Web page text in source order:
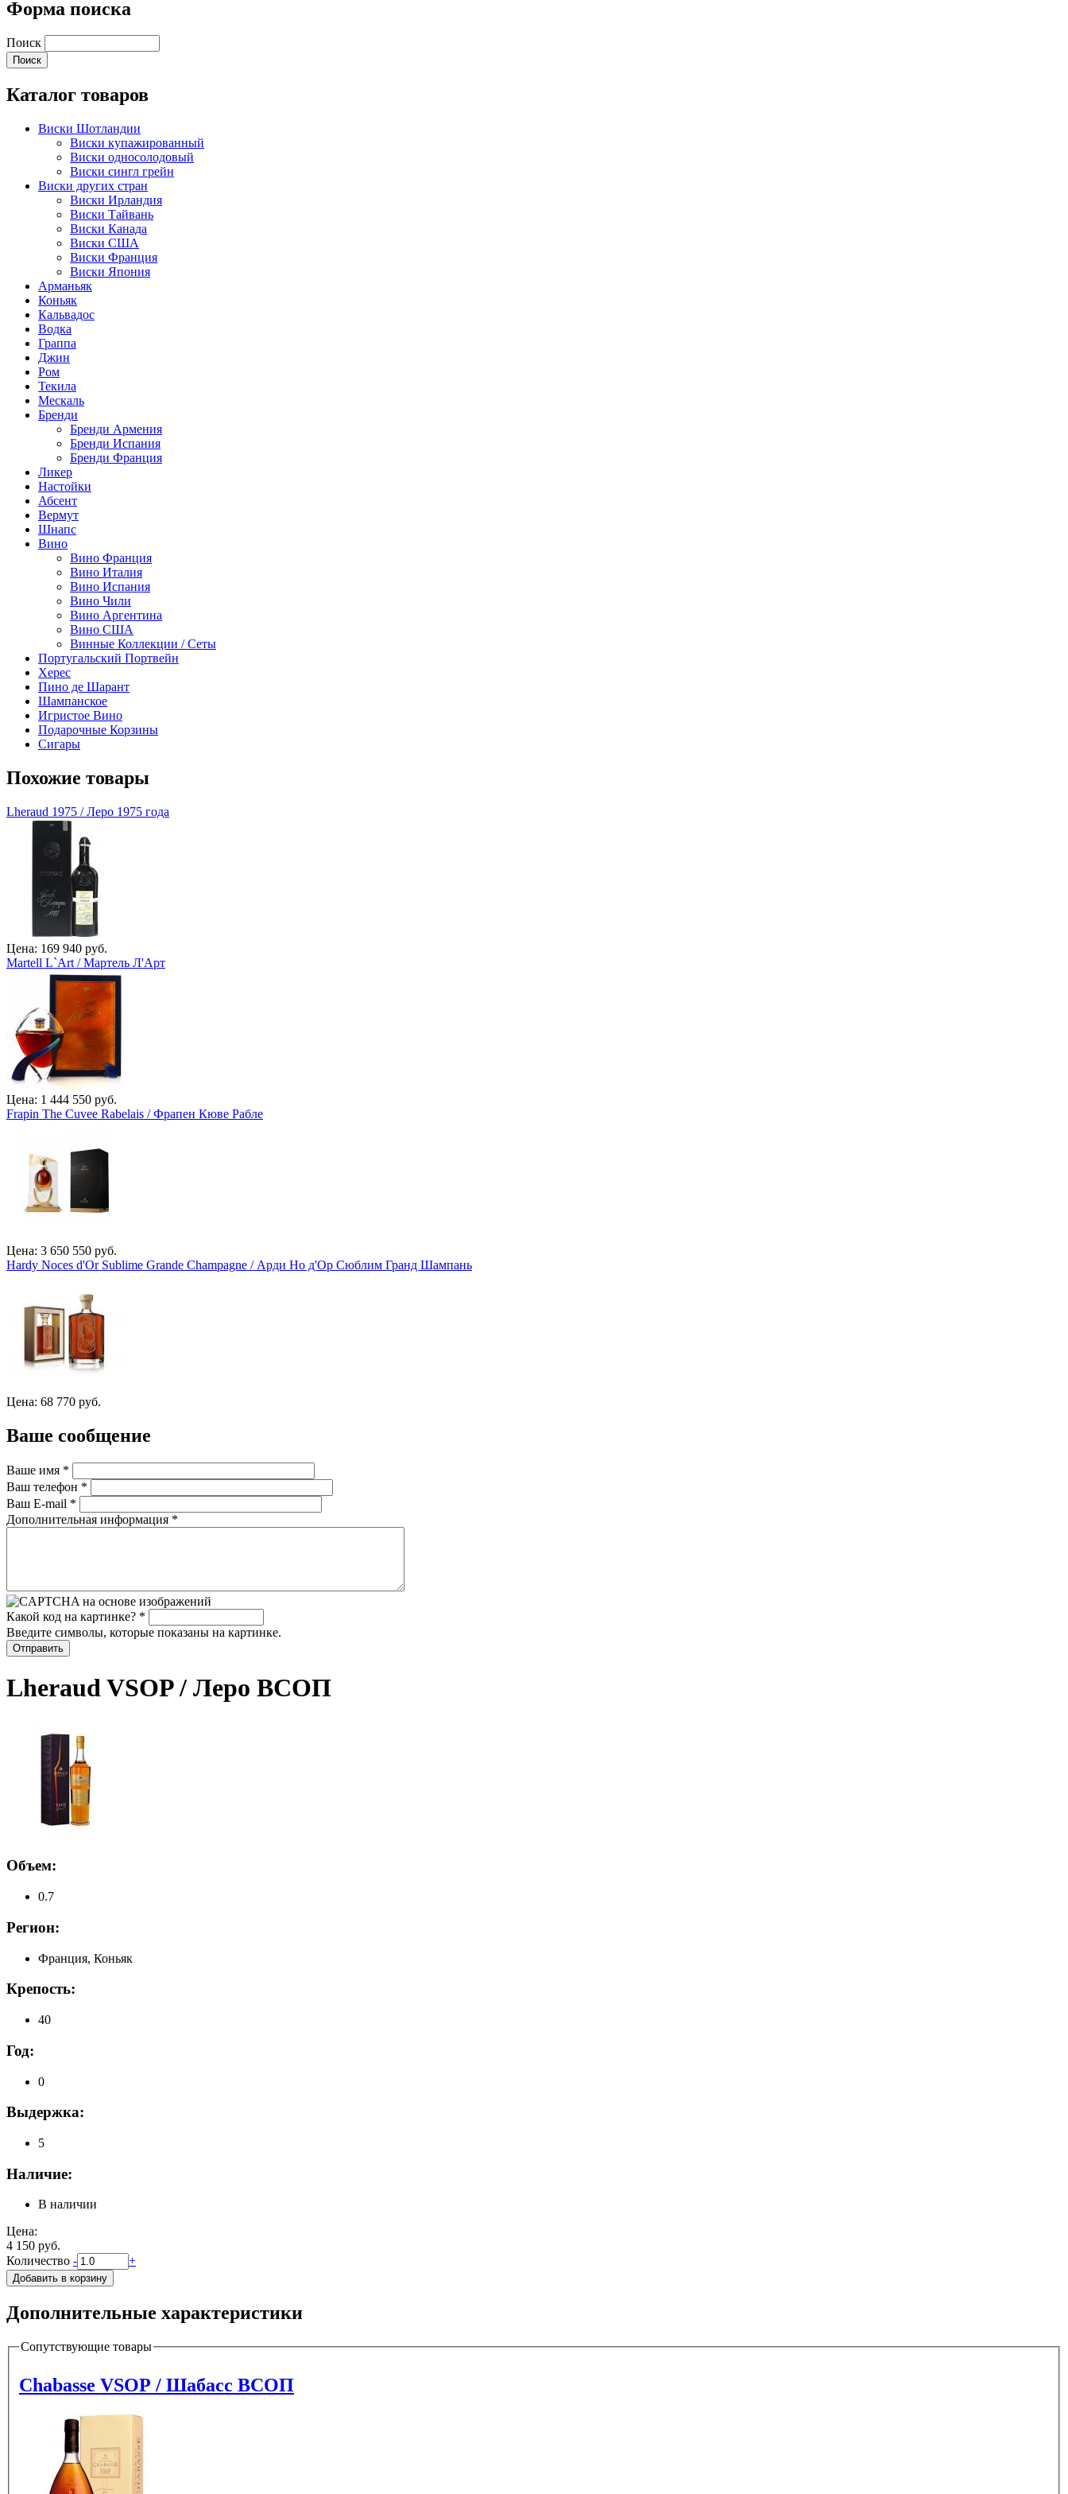
Форма поиска
Поиск
Каталог товаров
Виски Шотландии
Виски купажированный
Виски односолодовый
Виски сингл грейн
Виски других стран
Виски Ирландия
Виски Тайвань
Виски Канада
Виски США
Виски Франция
Виски Япония
Арманьяк
Коньяк
Кальвадос
Водка
Граппа
Джин
Ром
Текила
Мескаль
Бренди
Бренди Армения
Бренди Испания
Бренди Франция
Ликер
Настойки
Абсент
Вермут
Шнапс
Вино
Вино Франция
Вино Италия
Вино Испания
Вино Чили
Вино Аргентина
Вино США
Винные Коллекции / Сеты
Португальский Портвейн
Херес
Пино де Шарант
Шампанское
Игристое Вино
Подарочные Корзины
Сигары
Похожие товары
Lheraud 1975 / Леро 1975 года
Цена: 169 940 руб.
Martell L`Art / Мартель Л'Арт
Цена: 1 444 550 руб.
Frapin The Cuvee Rabelais / Фрапен Кюве Рабле
Цена: 3 650 550 руб.
Hardy Noces d'Or Sublime Grande Champagne / Арди Но д'Ор Сюблим Гранд Шампань
Цена: 68 770 руб.
Ваше сообщение
Ваше имя *
Ваш телефон *
Ваш E-mail *
Дополнительная информация *
Какой код на картинке? *
Введите символы, которые показаны на картинке.
Lheraud VSOP / Леро ВСОП
Объем:
0.7
Регион:
Франция, Коньяк
Крепость:
40
Год:
0
Выдержка:
5
Наличие:
В наличии
Цена:
4 150 руб.
Количество - +
Дополнительные характеристики
Сопутствующие товары
Chabasse VSOP / Шабасс ВСОП